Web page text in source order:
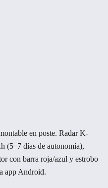
en poste. Radar K-
(5–7 días de autonomía),
con barra roja/azul y estrobo
app Android.